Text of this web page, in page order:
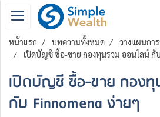
หน้าแรก บทความทั้งหมด
วางแผนกา
เปิดบัญชี ซื้อ-ขาย กองทุนรวม ออนไลน์ กั
เปิดบัญชี ซื้อ-ขาย กองทุ
กับ Finnomena ง่ายๆ